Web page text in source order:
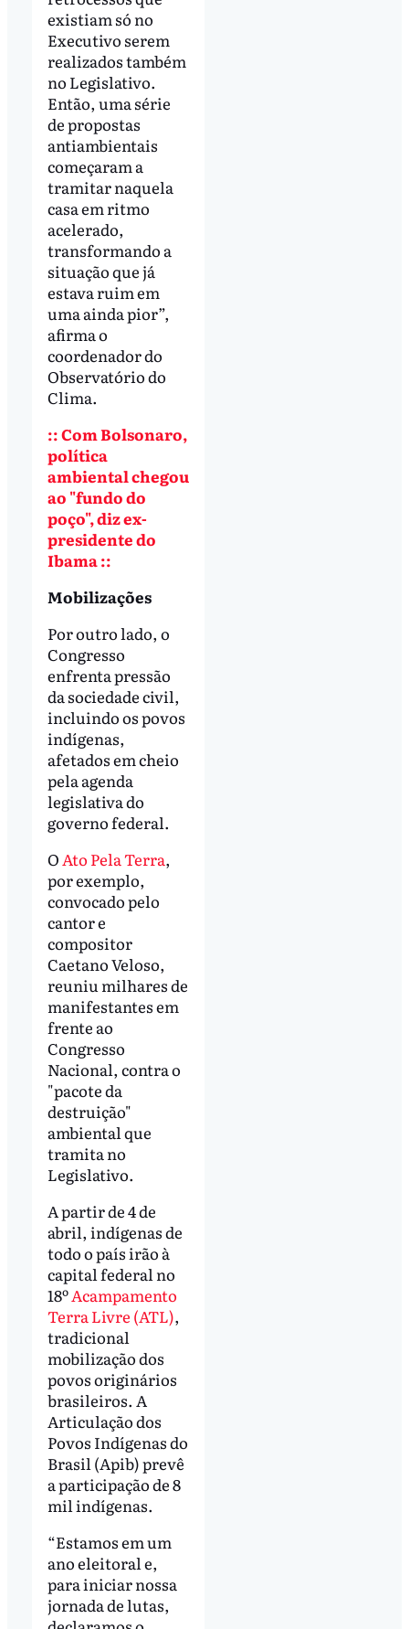
existiam só no
Executivo serem
realizados também
no Legislativo.
Então, uma série
de propostas
antiambientais
começaram a
tramitar naquela
casa em ritmo
acelerado,
transformando a
situação que já
estava ruim em
uma ainda pior”,
afirma o
coordenador do
Observatório do
Clima.
:: Com Bolsonaro,
política
ambiental chegou
ao "fundo do
poço", diz ex-
presidente do
Ibama ::
Mobilizações
Por outro lado, o
Congresso
enfrenta pressão
da sociedade civil,
incluindo os povos
indígenas,
afetados em cheio
pela agenda
legislativa do
governo federal.
O Ato Pela Terra,
por exemplo,
convocado pelo
cantor e
compositor
Caetano Veloso,
reuniu milhares de
manifestantes em
frente ao
Congresso
Nacional, contra o
"pacote da
destruição"
ambiental que
tramita no
Legislativo.
A partir de 4 de
abril, indígenas de
todo o país irão à
capital federal no
18ºAcampamento
Terra Livre (ATL),
tradicional
mobilização dos
povos originários
brasileiros. A
Articulação dos
Povos Indígenas do
Brasil (Apib) prevê
a participação de 8
mil indígenas.
“Estamos em um
ano eleitoral e,
para iniciar nossa
jornada de lutas,